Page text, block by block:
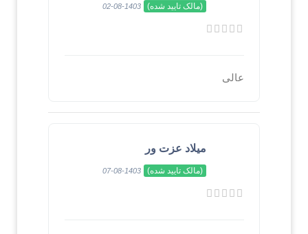
(مالک تایید شده) 1403-08-02
عالی
میلاد عزت ور
(مالک تایید شده) 1403-08-07